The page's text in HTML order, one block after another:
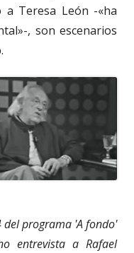
Teresa León -«ha
, son escenarios
programa 'A fondo'
entrevista a Rafael